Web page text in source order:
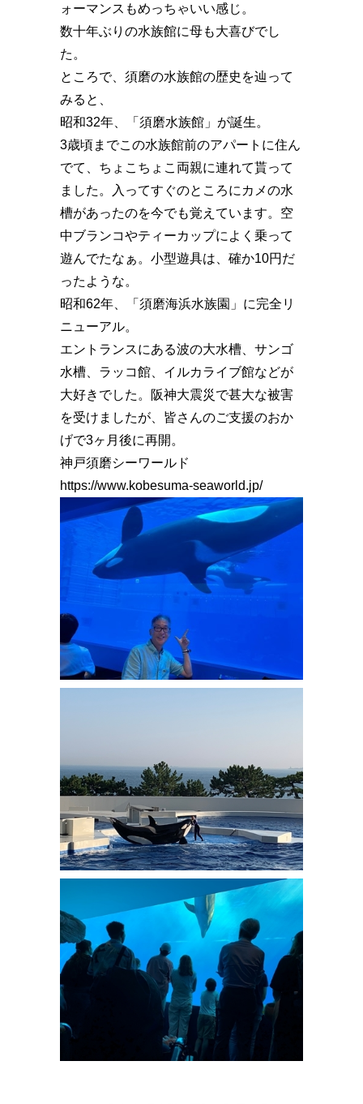
ォーマンスもめっちゃいい感じ。
数十年ぶりの水族館に母も大喜びでし
た。
ところで、須磨の水族館の歴史を辿って
みると、
昭和32年、「須磨水族館」が誕生。
3歳頃までこの水族館前のアパートに住ん
でて、ちょこちょこ両親に連れて貰って
ました。入ってすぐのところにカメの水
槽があったのを今でも覚えています。空
中ブランコやティーカップによく乗って
遊んでたなぁ。小型遊具は、確か10円だ
ったような。
昭和62年、「須磨海浜水族園」に完全リ
ニューアル。
エントランスにある波の大水槽、サンゴ
水槽、ラッコ館、イルカライブ館などが
大好きでした。阪神大震災で甚大な被害
を受けましたが、皆さんのご支援のおか
げで3ヶ月後に再開。
神戸須磨シーワールド
https://www.kobesuma-seaworld.jp/